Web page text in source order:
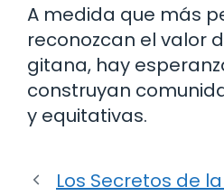
A medida que más
reconozcan el valor
gitana, hay
construyan
y equitativas.
Los Secretos de